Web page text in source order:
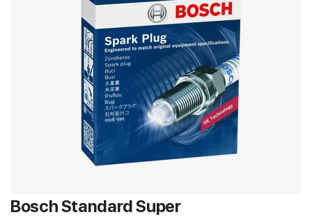
Bosch Standard Super